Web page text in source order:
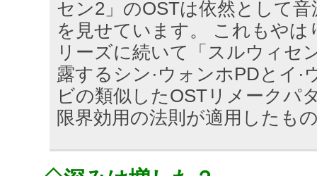
セン2」のOSTは依然として
を見せています。 これもやは
リーズに続いて「スルウィセ
露するシン·ウォンホPDとイ·
ビの類似したOSTリメークパ
限界効用の法則が適用したも